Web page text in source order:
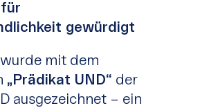
gewürdigt
mit dem
„Prädikat UND“ der
ausgezeichnet – ein